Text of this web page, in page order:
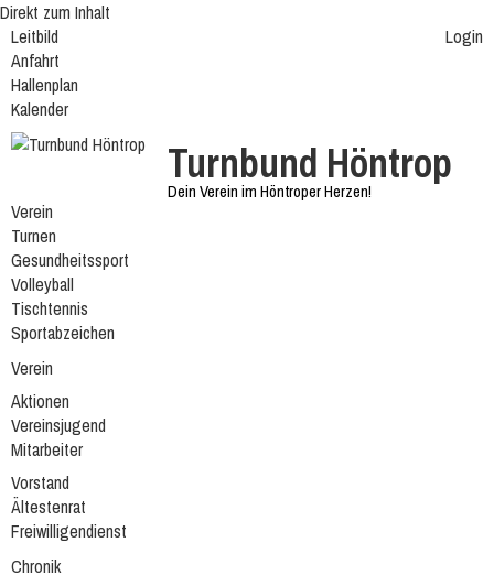
Direkt zum Inhalt
Login
Leitbild
Anfahrt
Hallenplan
Kalender
Turnbund Höntrop
Dein Verein im Höntroper Herzen!
Verein
Turnen
Gesundheitssport
Volleyball
Tischtennis
Sportabzeichen
Verein
Aktionen
Vereinsjugend
Mitarbeiter
Vorstand
Ältestenrat
Freiwilligendienst
Chronik